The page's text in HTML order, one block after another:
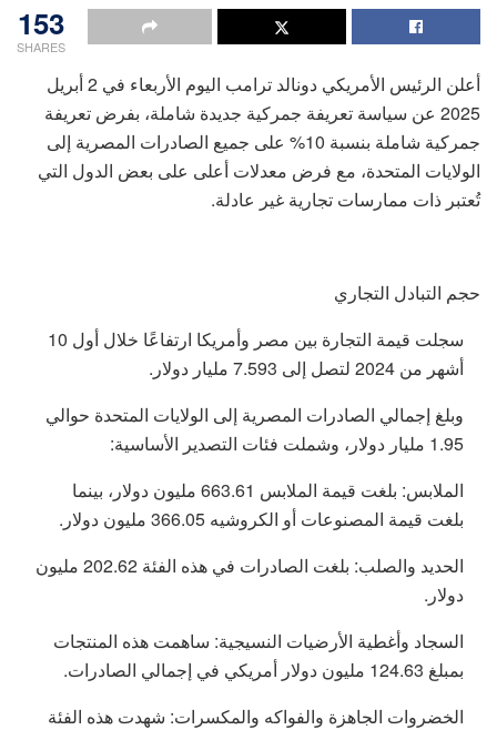
153
SHARES
أعلن الرئيس الأمريكي دونالد ترامب اليوم الأربعاء في 2 أبريل
2025 عن سياسة تعريفة جمركية جديدة شاملة، بفرض تعريفة
جمركية شاملة بنسبة 10% على جميع الصادرات المصرية إلى
الولايات المتحدة، مع فرض معدلات أعلى على بعض الدول التي
تُعتبر ذات ممارسات تجارية غير عادلة.
حجم التبادل التجاري
سجلت قيمة التجارة بين مصر وأمريكا ارتفاعًا خلال أول 10
أشهر من 2024 لتصل إلى 7.593 مليار دولار.
وبلغ إجمالي الصادرات المصرية إلى الولايات المتحدة حوالي
1.95 مليار دولار، وشملت فئات التصدير الأساسية:
الملابس: بلغت قيمة الملابس 663.61 مليون دولار، بينما
بلغت قيمة المصنوعات أو الكروشيه 366.05 مليون دولار.
الحديد والصلب: بلغت الصادرات في هذه الفئة 202.62 مليون
دولار.​
السجاد وأغطية الأرضيات النسيجية: ساهمت هذه المنتجات
بمبلغ 124.63 مليون دولار أمريكي في إجمالي الصادرات.
الخضروات الجاهزة والفواكه والمكسرات: شهدت هذه الفئة